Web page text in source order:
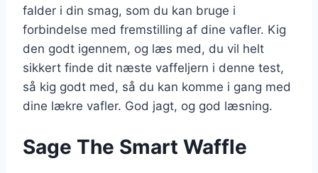
falder i din smag, som du kan bruge i
forbindelse med fremstilling af dine vafler. Kig
den godt igennem, og læs med, du vil helt
sikkert finde dit næste vaffeljern i denne test,
så kig godt med, så du kan komme i gang med
dine lækre vafler. God jagt, og god læsning.
Sage The Smart Waffle